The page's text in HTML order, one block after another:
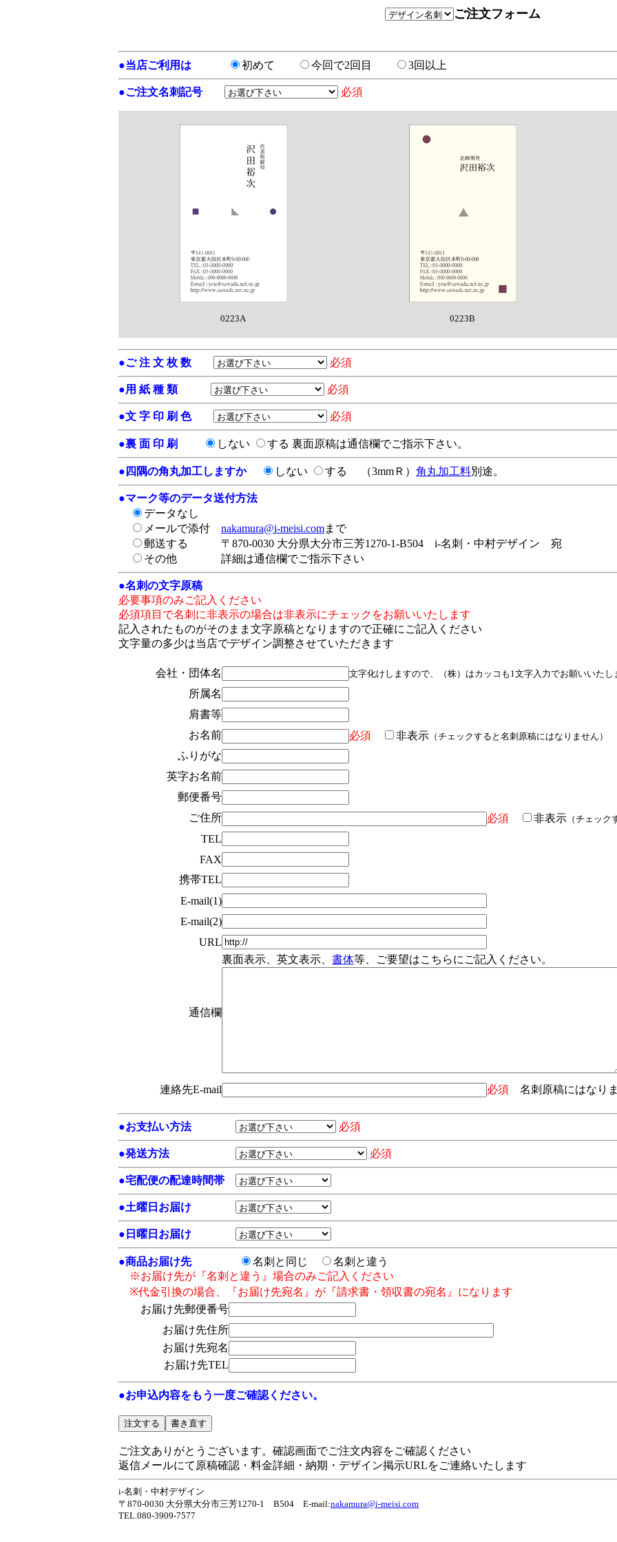
ご注文フォーム
●当店ご利用は 初めて 今回で2回目 3回以上
●ご注文名刺記号 必須
0223A 0223B
●ご 注 文 枚 数 必須
●用 紙 種 類 必須
●文 字 印 刷 色 必須
●裏 面 印 刷 しない する 裏面原稿は通信欄でご指示下さい。
● 四隅の角丸加工しますか しない する （3mmＲ） 角丸加工料別途。
●マーク等のデータ送付方法
データなし
メールで添付 nakamura@i-meisi.comまで
郵送する 〒870-0030 大分県大分市三芳1270-1-B504 i-名刺・中村デザイン 宛
その他 詳細は通信欄でご指示下さい
●名刺の文字原稿
必要事項のみご記入ください
必須項目で名刺に非表示の場合は非表示にチェックをお願いいたします
記入されたものがそのまま文字原稿となりますので正確にご記入ください
文字量の多少は当店でデザイン調整させていただきます
会社・団体名 文字化けしますので、（株）はカッコも1文字入力でお願いいたし
所属名
肩書等
お名前
必須 非表示 （チェックすると名刺原稿にはなりません）
ふりがな
英字お名前
郵便番号
ご住所
必須 非表示 （チェッ
TEL
FAX
携帯TEL
E-mail(1)
E-mail(2)
URL
通信欄
裏面表示、英文表示、 書体等、ご要望はこちらにご記入ください。
連絡先E-mail 必須 名刺原稿にはなり
●お支払い方法 必須
●発送方法 必須
●宅配便の配達時間帯
●土曜日お届け
● 日曜日お届け
●商品お届け先 名刺と同じ
名刺と違う
※お届け先が『名刺と違う』場合のみご記入ください
※代金引換の場合、『お届け先宛名』が『請求書・領収書の宛名』になります
お届け先郵便番号
お届け先住所
お届け先宛名
お届け先TEL
●お申込内容をもう一度ご確認ください。
ご注文ありがとうございます。確認画面でご注文内容をご確認ください
返信メールにて原稿確認・料金詳細・納期・デザイン掲示URLをご連絡いたします
i-名刺・中村デザイン
〒870-0030 大分県大分市三芳1270-1 B504 E-mail:nakamura@i-meisi.com
TEL.080-3909-7577